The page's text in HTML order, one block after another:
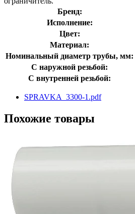
Бренд:
Исполнение:
Цвет:
Материал:
Номинальный диаметр трубы, мм:
С наружной резьбой:
С внутренней резьбой:
SPRAVKA_3300-1.pdf
Похожие товары